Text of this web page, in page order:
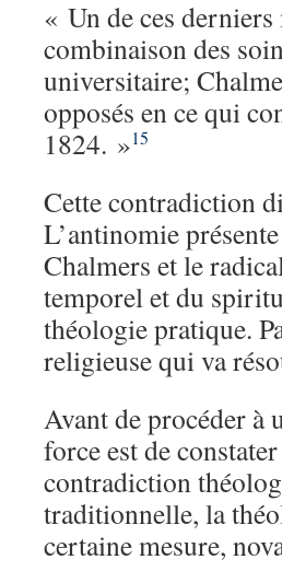
« Un de ces
combinaison des
universitaire;
opposés en ce qui
1824. »15
Cette contradiction
L’antinomie
Chalmers et le
temporel et du
théologie pratique.
religieuse qui va
Avant de procéder à
force est de
contradiction
traditionnelle, la
certaine mesure,